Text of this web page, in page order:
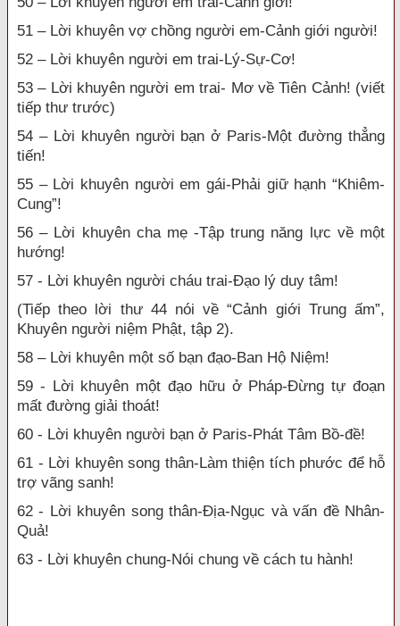
51 – Lời khuyên vợ chồng người em-Cảnh giới người!
52 – Lời khuyên người em trai-Lý-Sự-Cơ!
53 – Lời khuyên người em trai- Mơ về Tiên Cảnh! (viết
tiếp thư trước)
54 – Lời khuyên người bạn ở Paris-Một đường thẳng
tiến!
55 – Lời khuyên người em gái-Phải giữ hạnh “Khiêm-
Cung”!
56 – Lời khuyên cha mẹ -Tập trung năng lực về một
hướng!
57 - Lời khuyên người cháu trai-Đạo lý duy tâm!
(Tiếp theo lời thư 44 nói về “Cảnh giới Trung ấm”,
Khuyên người niệm Phật, tập 2).
58 – Lời khuyên một số bạn đạo-Ban Hộ Niệm!
59 - Lời khuyên một đạo hữu ở Pháp-Đừng tự đoạn
mất đường giải thoát!
60 - Lời khuyên người bạn ở Paris-Phát Tâm Bồ-đề!
61 - Lời khuyên song thân-Làm thiện tích phước để hỗ
trợ vãng sanh!
62 - Lời khuyên song thân-Địa-Ngục và vấn đề Nhân-
Quả!
63 - Lời khuyên chung-Nói chung về cách tu hành!